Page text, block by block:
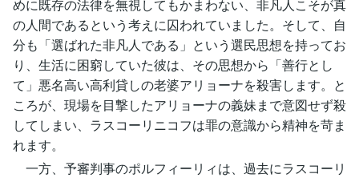
めに既存の法律を無視してもかまわない、非凡人こそが真
の人間であるという考えに囚われていました。そして、自
分も「選ばれた非凡人である」という選民思想を持ってお
り、生活に困窮していた彼は、その思想から「善行とし
て」悪名高い高利貸しの老婆アリョーナを殺害します。と
ころが、現場を目撃したアリョーナの義妹まで意図せず殺
してしまい、ラスコーリニコフは罪の意識から精神を苛ま
れます。
一方、予審判事のポルフィーリィは、過去にラスコーリ